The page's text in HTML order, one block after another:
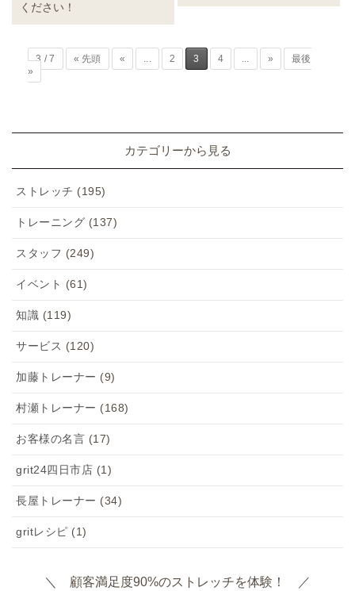
ください！
3 / 7 « 先頭 « ... 2 3 4 ... »
最後
»
カテゴリーから見る
ストレッチ (195)
トレーニング (137)
スタッフ (249)
イベント (61)
知識 (119)
サービス (120)
加藤トレーナー (9)
村瀬トレーナー (168)
お客様の名言 (17)
grit24四日市店 (1)
長屋トレーナー (34)
gritレシピ (1)
＼ 顧客満足度90%のストレッチを体験！ ／